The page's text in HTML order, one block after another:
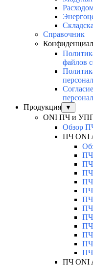
Справочник
файлов
Продукция
▼
ONI ПЧ и
Обзор
ПЧ ONI
ПЧ
ПЧ
ПЧ
ПЧ
ПЧ
ПЧ
ПЧ
ПЧ
ПЧ
ПЧ
ПЧ
ПЧ
ПЧ ONI